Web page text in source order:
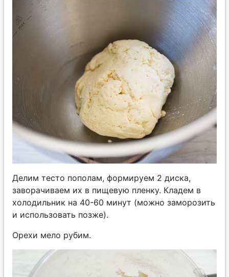
Делим тесто пополам, формируем 2 диска,
заворачиваем их в пищевую пленку. Кладем в
холодильник на 40-60 минут (можно заморозить
и использовать позже).
Орехи мело рубим.